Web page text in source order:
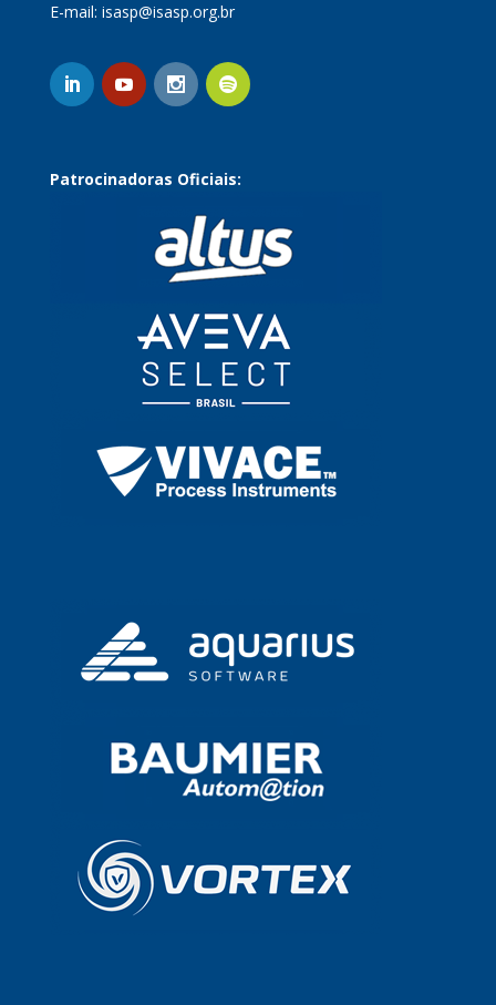
E-mail: isasp@isasp.org.br
Patrocinadoras Oficiais: